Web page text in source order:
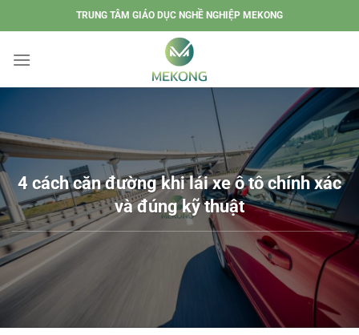
đến
dung
TRUNG TÂM GIÁO DỤC NGHỀ NGHIỆP MEKONG
4 cách căn đường khi lái xe ô tô chính xác
và đúng kỹ thuật